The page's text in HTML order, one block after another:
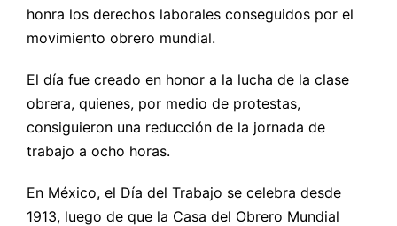
honra los derechos laborales conseguidos por el
movimiento obrero mundial.
El día fue creado en honor a la lucha de la clase
obrera, quienes, por medio de protestas,
consiguieron una reducción de la jornada de
trabajo a ocho horas.
En México, el Día del Trabajo se celebra desde
1913, luego de que la Casa del Obrero Mundial